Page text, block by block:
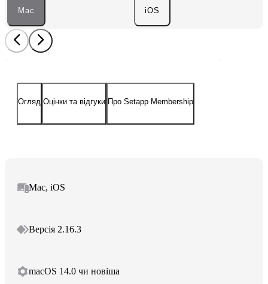
Mac iOS
Огляд Оцінки та відгуки Про Setapp Membership
Mac, iOS
Версія 2.16.3
macOS 14.0 чи новіша